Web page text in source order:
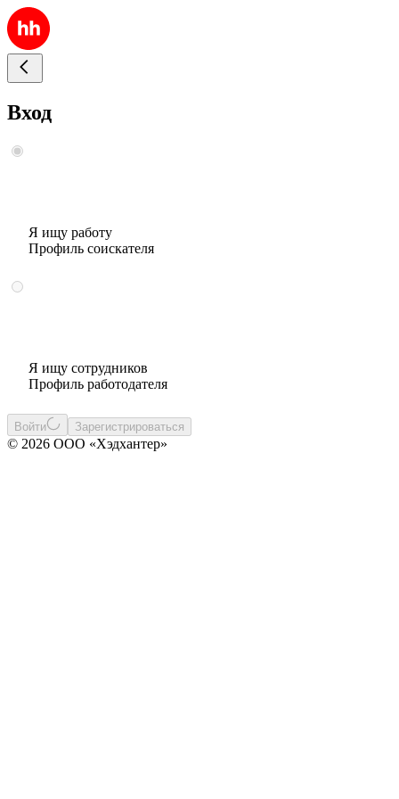
Вход
Я ищу работу
Профиль соискателя
Я ищу сотрудников
Профиль работодателя
Войти Зарегистрироваться
© 2026 ООО «Хэдхантер»